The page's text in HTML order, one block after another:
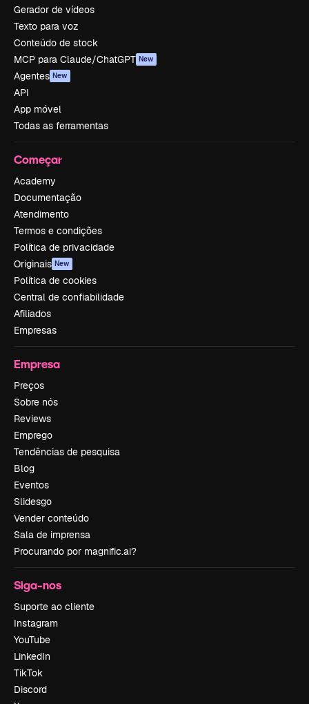
Gerador de vídeos
Texto para voz
Conteúdo de stock
MCP para Claude/ChatGPT New
Agentes New
API
App móvel
Todas as ferramentas
Começar
Academy
Documentação
Atendimento
Termos e condições
Política de privacidade
Originais New
Política de cookies
Central de confiabilidade
Afiliados
Empresas
Empresa
Preços
Sobre nós
Reviews
Emprego
Tendências de pesquisa
Blog
Eventos
Slidesgo
Vender conteúdo
Sala de imprensa
Procurando por magnific.ai?
Siga-nos
Suporte ao cliente
Instagram
YouTube
LinkedIn
TikTok
Discord